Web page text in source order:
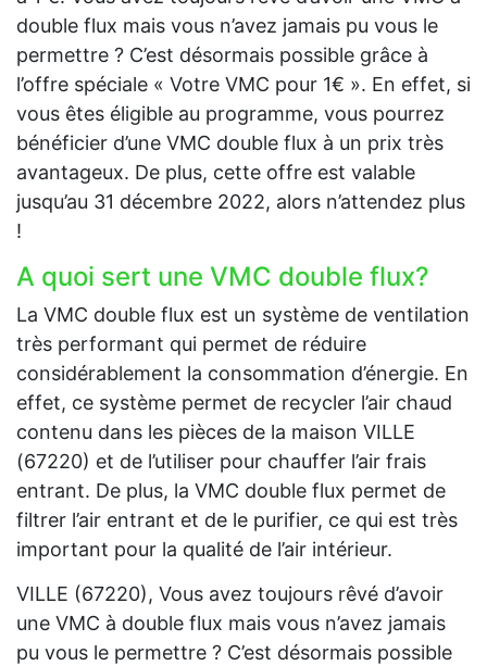
double flux mais vous n’avez jamais pu vous le
permettre ? C’est désormais possible grâce à
l’offre spéciale « Votre VMC pour 1€ ». En effet, si
vous êtes éligible au programme, vous pourrez
bénéficier d’une VMC double flux à un prix très
avantageux. De plus, cette offre est valable
jusqu’au 31 décembre 2022, alors n’attendez plus
!
A quoi sert une VMC double flux?
La VMC double flux est un système de ventilation
très performant qui permet de réduire
considérablement la consommation d’énergie. En
effet, ce système permet de recycler l’air chaud
contenu dans les pièces de la maison VILLE
(67220) et de l’utiliser pour chauffer l’air frais
entrant. De plus, la VMC double flux permet de
filtrer l’air entrant et de le purifier, ce qui est très
important pour la qualité de l’air intérieur.
VILLE (67220), Vous avez toujours rêvé d’avoir
une VMC à double flux mais vous n’avez jamais
pu vous le permettre ? C’est désormais possible